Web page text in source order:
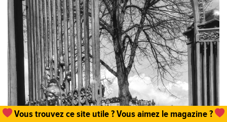
Vous trouvez ce site utile ? Vous aimez le magazine ?